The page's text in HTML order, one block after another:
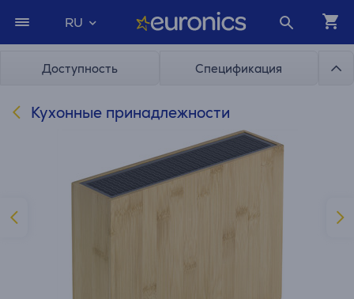
RU
Доступность Спецификация
Кухонные принадлежности